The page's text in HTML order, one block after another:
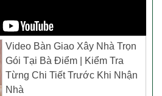
Video Bàn Giao Xây Nhà Trọn
Gói Tại Bà Điểm | Kiểm Tra
Từng Chi Tiết Trước Khi Nhận
Nhà